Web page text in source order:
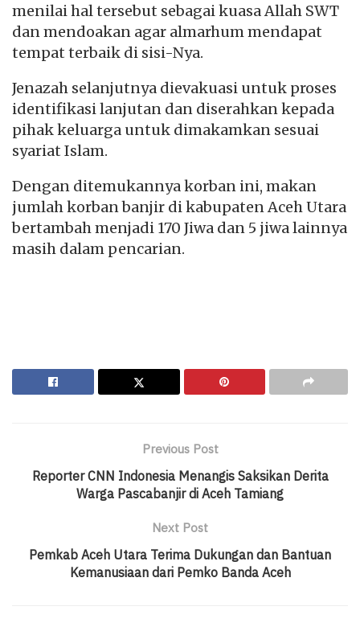
menilai hal tersebut sebagai kuasa Allah SWT
dan mendoakan agar almarhum mendapat
tempat terbaik di sisi-Nya.
Jenazah selanjutnya dievakuasi untuk proses
identifikasi lanjutan dan diserahkan kepada
pihak keluarga untuk dimakamkan sesuai
syariat Islam.
Dengan ditemukannya korban ini, makan
jumlah korban banjir di kabupaten Aceh Utara
bertambah menjadi 170 Jiwa dan 5 jiwa lainnya
masih dalam pencarian.
Previous Post
Reporter CNN Indonesia Menangis Saksikan Derita
Warga Pascabanjir di Aceh Tamiang
Next Post
Pemkab Aceh Utara Terima Dukungan dan Bantuan
Kemanusiaan dari Pemko Banda Aceh